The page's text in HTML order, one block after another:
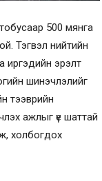
500 мянга
Тэгвэл нийтийн
иргэдийн эрэлт
шинэчлэлийг
тээврийн
ажлыг үе шаттай
холбогдох